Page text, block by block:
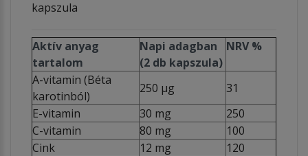
kapszula
Aktív anyag
tartalom
Napi adagban
(2 db kapszula)
NRV %
A-vitamin (Béta
karotinból)
250 µg
31
E-vitamin
30 mg
250
C-vitamin
80 mg
100
Cink
12 mg
120